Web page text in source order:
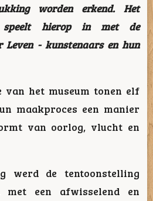
worden erkend. Het
speelt hierop in met de
Leven - kunstenaars en hun
van het museum tonen elf
maakproces een manier
van oorlog, vlucht en
werd de tentoonstelling
met een afwisselend en